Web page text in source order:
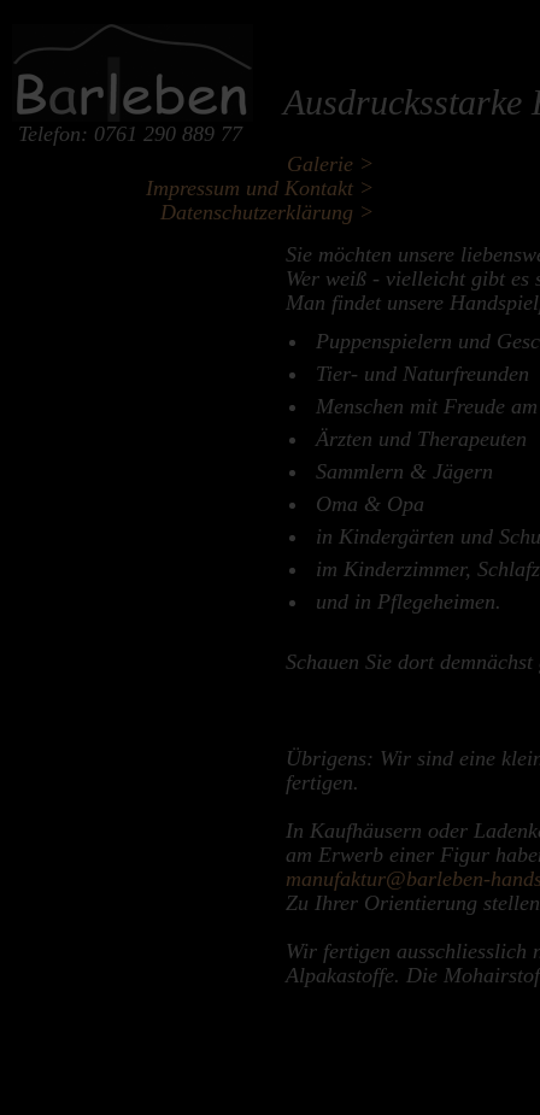
Telefon: 0761 290 889 77
Galerie >
Impressum und Kontakt >
Datenschutzerklärung >
Sie möchten unsere
Wer weiß - vielleicht gibt es
Man findet unsere
Puppenspielern und
Tier- und Naturfreunden
Menschen mit Freude
Ärzten und Therapeuten
Sammlern & Jägern
Oma & Opa
in Kindergärten und
im Kinderzimmer,
und in Pflegeheimen.
Schauen Sie dort
Übrigens: Wir sind eine
fertigen.
In Kaufhäusern oder
am Erwerb einer Figur
manufaktur@barleben-
Zu Ihrer Orientierung
Wir fertigen ausschliesslich
Alpakastoffe. Die